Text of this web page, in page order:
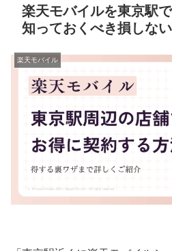
楽天モバイルを東京駅
知っておくべき損しな
楽天モバイル